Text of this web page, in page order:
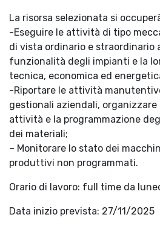
La risorsa selezionata si
-Eseguire le attività di tipo
di vista ordinario e straordinario
funzionalità degli impianti e la
tecnica, economica ed
-Riportare le attività
gestionali aziendali,
attività e la programmazione
dei materiali;
– Monitorare lo stato dei
produttivi non programmati.
Orario di lavoro: full time da
Data inizio prevista: 27/11/2025